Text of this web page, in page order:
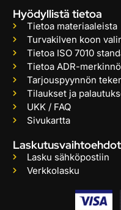
Hyödyllistä tietoa
Tietoa materiaaleista
Turvakilven koon
Tietoa ISO 7010
Tietoa ADR-
Tarjouspyynnön
Tilaukset ja
UKK / FAQ
Sivukartta
Lasku sähköpostiin
Verkkolasku